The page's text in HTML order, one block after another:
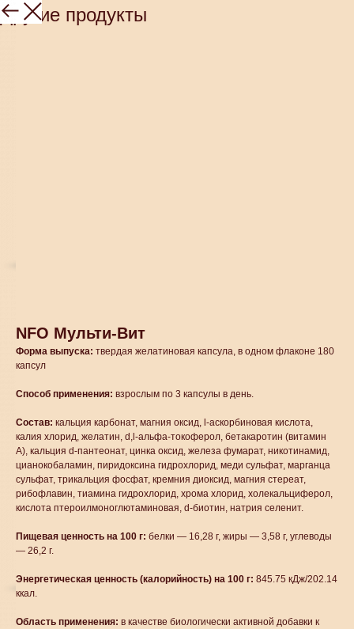
Другие продукты
NFO Мульти-Вит
Форма выпуска: твердая желатиновая капсула, в одном флаконе 180
капсул
Способ применения: взрослым по 3 капсулы в день.
Состав: кальция карбонат, магния оксид, l-аскорбиновая кислота,
калия хлорид, желатин, d,l-альфа-токоферол, бетакаротин (витамин
А), кальция d-пантеонат, цинка оксид, железа фумарат, никотинамид,
цианокобаламин, пиридоксина гидрохлорид, меди сульфат, марганца
сульфат, трикальция фосфат, кремния диоксид, магния стереат,
рибофлавин, тиамина гидрохлорид, хрома хлорид, холекальциферол,
кислота птероилмоноглютаминовая, d-биотин, натрия селенит.
Пищевая ценность на 100 г: белки — 16,28 г, жиры — 3,58 г, углеводы
— 26,2 г.
Энергетическая ценность (калорийность) на 100 г: 845.75 кДж/202.14
ккал.
Область применения: в качестве биологически активной добавки к